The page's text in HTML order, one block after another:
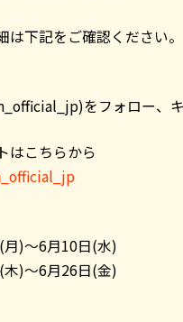
は下記をご確認ください
をフォロー、
はこちらから
月)～6月10日(水)
木)～6月26日(金)